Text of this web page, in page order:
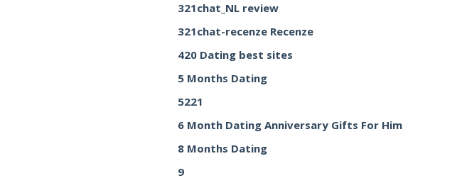
321chat_NL review
321chat-recenze Recenze
420 Dating best sites
5 Months Dating
5221
6 Month Dating Anniversary Gifts For Him
8 Months Dating
9